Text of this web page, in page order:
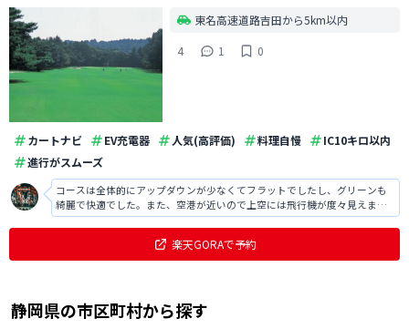
東名高速道路吉田から5km以内
4
1 0
カートナビ EV充電器 人気(高評価) 料理自慢
IC10キロ以内
進行がスムーズ
コースは全体的にアップダウンが少なくてフラットでしたし、グリーンも
綺麗で快適でした。また、空港が近いので上空には飛行機が度々見えまし
たし、レストランの食事も大変美味しかったです。
楽天GORAで予約
静岡県の市区町村から探す